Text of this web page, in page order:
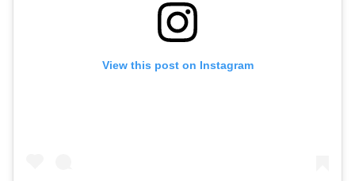
View this post on Instagram